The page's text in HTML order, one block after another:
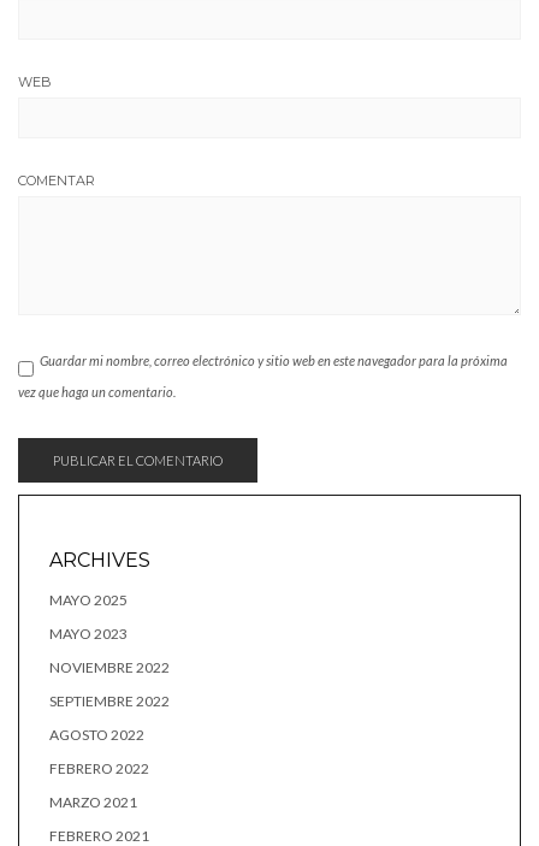
WEB
COMENTAR
Guardar mi nombre, correo electrónico y sitio web en este navegador para la próxima
vez que haga un comentario.
ARCHIVES
MAYO 2025
MAYO 2023
NOVIEMBRE 2022
SEPTIEMBRE 2022
AGOSTO 2022
FEBRERO 2022
MARZO 2021
FEBRERO 2021